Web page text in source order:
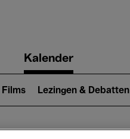
Kalender
Films Lezingen & Debatten